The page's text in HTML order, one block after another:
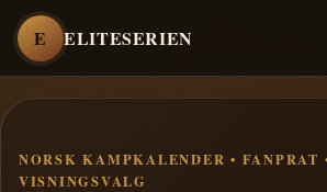
E ELITESERIEN
NORSK KAMPKALENDER • FANPRAT
VISNINGSVALG